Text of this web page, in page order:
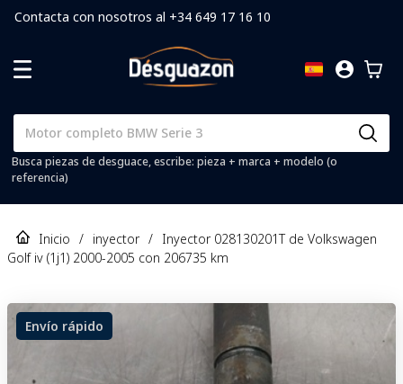
Contacta con nosotros al +34 649 17 16 10
Busca piezas de desguace, escribe: pieza + marca + modelo (o
referencia)
Inicio / inyector / Inyector 028130201T de Volkswagen
Golf iv (1j1) 2000-2005 con 206735 km
Envío rápido